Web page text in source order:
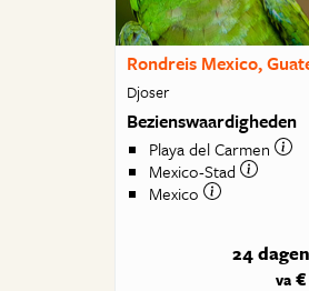
Rondreis Mexico,
Djoser
Bezienswaardigheden
Playa del Carmen
Mexico-Stad
Mexico
24 dagen
va